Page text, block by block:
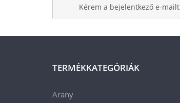
Kérem a bejelentkező e-mailt
TERMÉKKATEGÓRIÁK
Arany